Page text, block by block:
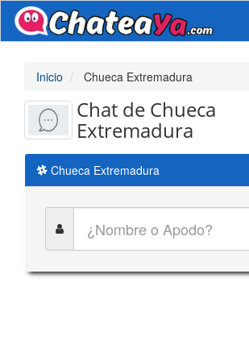
Inicio Chueca Extremadura
Chat de Chueca
Extremadura
Chueca Extremadura